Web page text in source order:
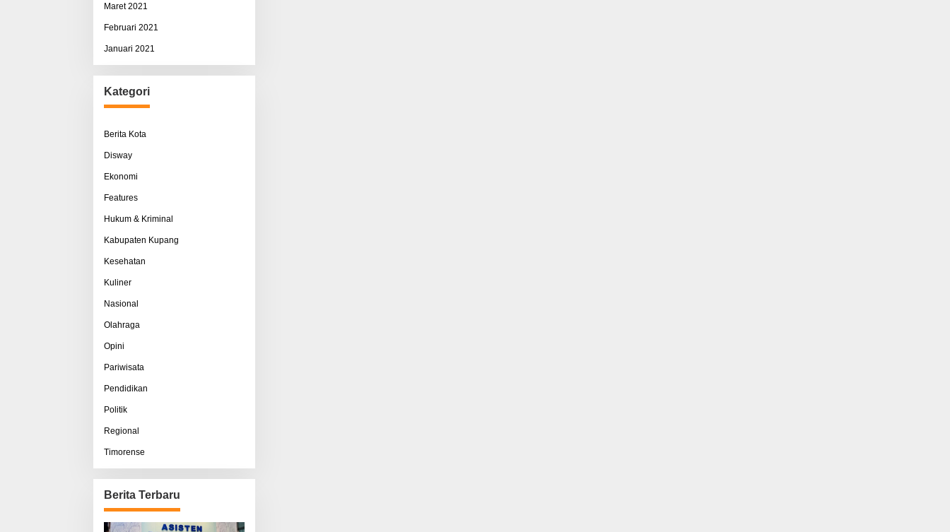
Maret 2021
Februari 2021
Januari 2021
Kategori
Berita Kota
Disway
Ekonomi
Features
Hukum & Kriminal
Kabupaten Kupang
Kesehatan
Kuliner
Nasional
Olahraga
Opini
Pariwisata
Pendidikan
Politik
Regional
Timorense
Berita Terbaru